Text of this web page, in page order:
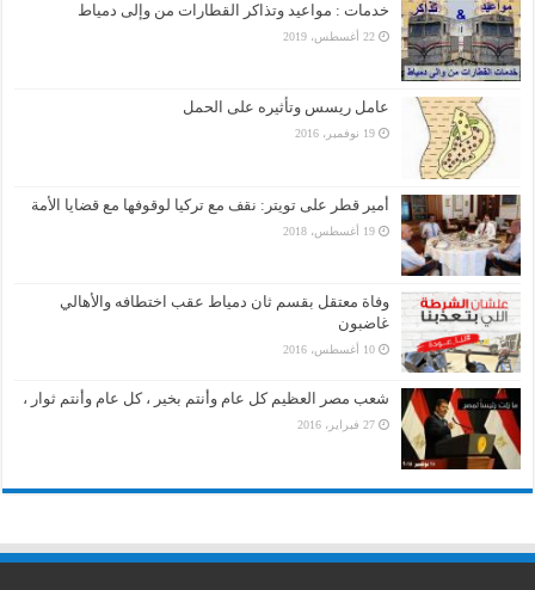
خدمات : مواعيد وتذاكر القطارات من وإلى دمياط
22 أغسطس، 2019
عامل ريسس وتأثيره على الحمل
19 نوفمبر، 2016
أمير قطر على تويتر: نقف مع تركيا لوقوفها مع قضايا الأمة
19 أغسطس، 2018
وفاة معتقل بقسم ثان دمياط عقب اختطافه والأهالي
غاضبون
10 أغسطس، 2016
شعب مصر العظيم كل عام وأنتم بخير ، كل عام وأنتم ثوار ،
27 فبراير، 2016